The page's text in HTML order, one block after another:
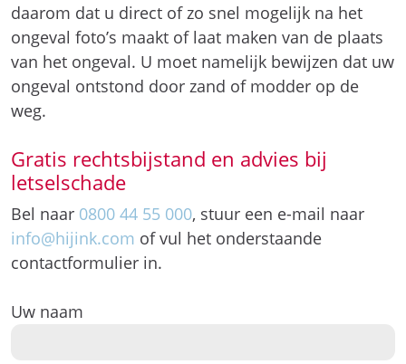
daarom dat u direct of zo snel mogelijk na het
ongeval foto’s maakt of laat maken van de plaats
van het ongeval. U moet namelijk bewijzen dat uw
ongeval ontstond door zand of modder op de
weg.
Gratis rechtsbijstand en advies bij
letselschade
Bel naar 0800 44 55 000, stuur een e-mail naar
info@hijink.com of vul het onderstaande
contactformulier in.
Uw naam